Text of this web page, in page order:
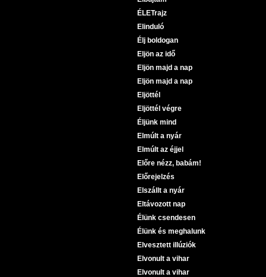
ÉLETrajz
Elinduló
Élj boldogan
Eljön az idő
Eljön majd a nap
Eljön majd a nap
Eljöttél
Eljöttél végre
Éljünk mind
Elmúlt a nyár
Elmúlt az éjjel
Előre nézz, babám!
Előrejelzés
Elszállt a nyár
Eltávozott nap
Élünk csendesen
Élünk és meghalunk
Elvesztett illúziók
Elvonult a vihar
Elvonult a vihar